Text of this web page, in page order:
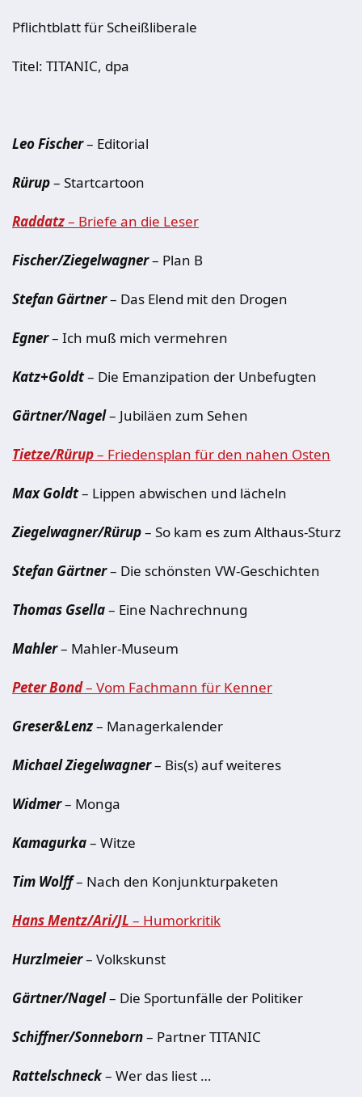
Pflichtblatt für Scheißliberale
Titel: TITANIC, dpa
Leo Fischer– Editorial
Rürup– Startcartoon
Raddatz– Briefe an die Leser
Fischer/Ziegelwagner– Plan B
Stefan Gärtner– Das Elend mit den Drogen
Egner– Ich muß mich vermehren
Katz+Goldt– Die Emanzipation der Unbefugten
Gärtner/Nagel– Jubiläen zum Sehen
Tietze/Rürup– Friedensplan für den nahen Osten
Max Goldt– Lippen abwischen und lächeln
Ziegelwagner/Rürup– So kam es zum Althaus-Sturz
Stefan Gärtner– Die schönsten VW-Geschichten
Thomas Gsella– Eine Nachrechnung
Mahler– Mahler-Museum
Peter Bond– Vom Fachmann für Kenner
Greser&Lenz– Managerkalender
Michael Ziegelwagner– Bis(s) auf weiteres
Widmer– Monga
Kamagurka– Witze
Tim Wolff– Nach den Konjunkturpaketen
Hans Mentz/Ari/JL – Humorkritik
Hurzlmeier– Volkskunst
Gärtner/Nagel– Die Sportunfälle der Politiker
Schiffner/Sonneborn– Partner TITANIC
Rattelschneck– Wer das liest …